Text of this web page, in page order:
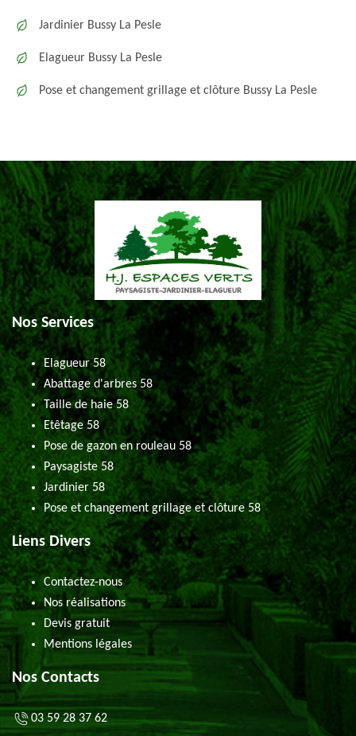
Jardinier Bussy La Pesle
Elagueur Bussy La Pesle
Pose et changement grillage et clôture Bussy La Pesle
Nos Services
Elagueur 58
Abattage d'arbres 58
Taille de haie 58
Etêtage 58
Pose de gazon en rouleau 58
Paysagiste 58
Jardinier 58
Pose et changement grillage et clôture 58
Liens Divers
Contactez-nous
Nos réalisations
Devis gratuit
Mentions légales
Nos Contacts
03 59 28 37 62